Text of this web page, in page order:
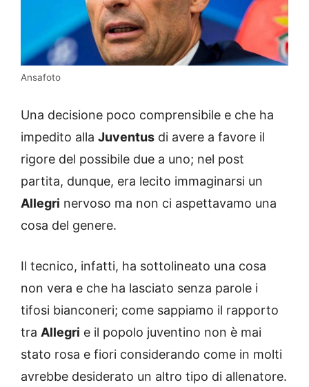
Ansafoto
Una decisione poco comprensibile e che ha
impedito alla Juventus di avere a favore il
rigore del possibile due a uno; nel post
partita, dunque, era lecito immaginarsi un
Allegri nervoso ma non ci aspettavamo una
cosa del genere.
Il tecnico, infatti, ha sottolineato una cosa
non vera e che ha lasciato senza parole i
tifosi bianconeri; come sappiamo il rapporto
tra Allegri e il popolo juventino non è mai
stato rosa e fiori considerando come in molti
avrebbe desiderato un altro tipo di allenatore.